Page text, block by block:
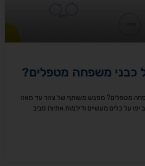
כבני משפחה מטפלים?​
מטפלים? מפגש משותף של צהר עד מאה
יפו על כלים מעשיים ודילמות אתיות סביב